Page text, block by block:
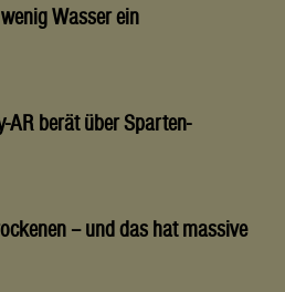
Wasser ein
AR berät über Sparten-
– und das hat massive